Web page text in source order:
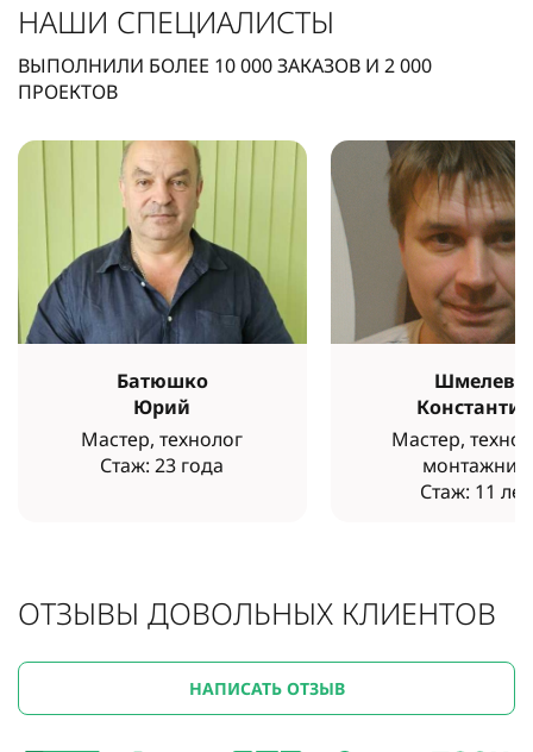
НАШИ СПЕЦИАЛИСТЫ
ВЫПОЛНИЛИ БОЛЕЕ 10 000ЗАКАЗОВ И 2 000
ПРОЕКТОВ
Батюшко
Юрий
Мастер, технолог
Стаж: 23 года
Шмелев
Константин
Мастер,
монтажник
Стаж: 11 лет
ОТЗЫВЫ ДОВОЛЬНЫХ КЛИЕНТОВ
НАПИСАТЬ ОТЗЫВ